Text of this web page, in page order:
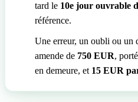
tard le 10e jour ouvrable
référence.
Une erreur, un oubli ou un
amende de 750 EUR,
en demeure, et 15 EUR